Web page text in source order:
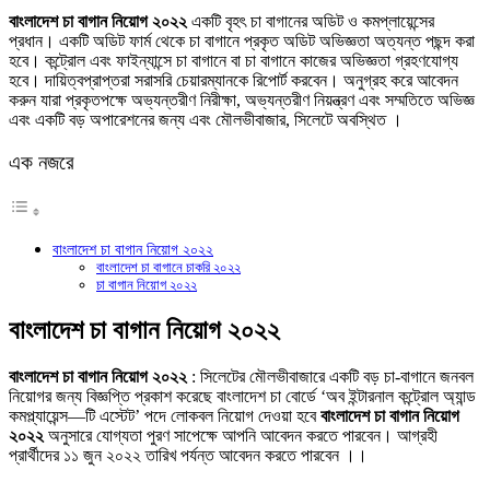
Link
Share
বাংলাদেশ চা বাগান নিয়োগ ২০২২ একটি বৃহৎ চা বাগানের অডিট ও কমপ্লায়েন্সের
প্রধান। একটি অডিট ফার্ম থেকে চা বাগানে প্রকৃত অডিট অভিজ্ঞতা অত্যন্ত পছন্দ করা
হবে। কন্ট্রোল এবং ফাইন্যান্সে চা বাগানে বা চা বাগানে কাজের অভিজ্ঞতা গ্রহণযোগ্য
হবে। দায়িত্বপ্রাপ্তরা সরাসরি চেয়ারম্যানকে রিপোর্ট করবেন। অনুগ্রহ করে আবেদন
করুন যারা প্রকৃতপক্ষে অভ্যন্তরীণ নিরীক্ষা, অভ্যন্তরীণ নিয়ন্ত্রণ এবং সম্মতিতে অভিজ্ঞ
এবং একটি বড় অপারেশনের জন্য এবং মৌলভীবাজার, সিলেটে অবস্থিত ।
এক নজরে
বাংলাদেশ চা বাগান নিয়োগ ২০২২
বাংলাদেশ চা বাগানে চাকরি ২০২২
চা বাগান নিয়োগ ২০২২
বাংলাদেশ চা বাগান নিয়োগ ২০২২
বাংলাদেশ চা বাগান নিয়োগ ২০২২ : সিলেটের মৌলভীবাজারে একটি বড় চা-বাগানে জনবল
নিয়োগর জন্য বিজ্ঞপ্তি প্রকাশ করেছে বাংলাদেশ চা বোর্ডে ‘অব ইন্টারনাল কন্ট্রোল অ্যান্ড
কমপ্ল্যায়েন্স—টি এস্টেট’ পদে লোকবল নিয়োগ দেওয়া হবেবাংলাদেশ চা বাগান নিয়োগ
২০২২ অনুসারে যোগ্যতা পুরণ সাপেক্ষে আপনি আবেদন করতে পারবেন। আগ্রহী
প্রার্থীদের ১১ জুন ২০২২ তারিখ পর্যন্ত আবেদন করতে পারবেন ।।